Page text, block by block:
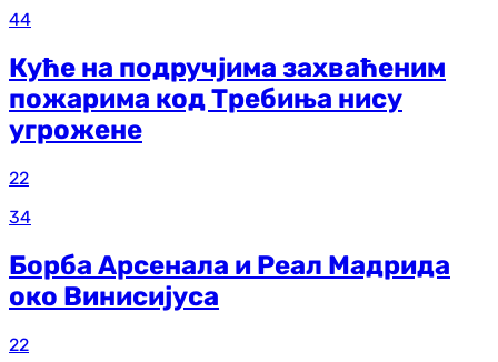
44
Куће на подручјима захваћеним
пожарима код Требиња нису
угрожене
22
34
Борба Арсенала и Реал Мадрида
око Винисијуса
22